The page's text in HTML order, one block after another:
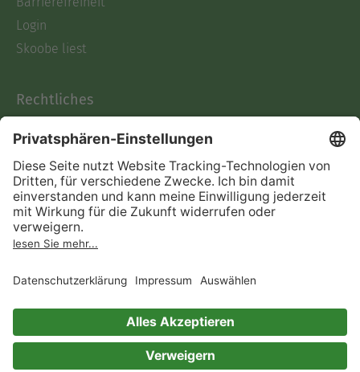
Login
Skoobe liest
Rechtliches
AGB
Informationen nach Data
Act
Verträge hier kündigen
Impressum
Immer ein gutes Buch